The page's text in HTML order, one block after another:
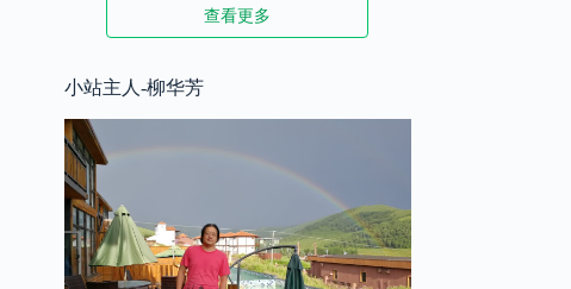
2025.11.17
10:20 华为 Mate80 系列定档，♾️美背，全
金属机身
16:42 王化转岗？小米公关一号位是烫手山
芋
查看更多
小站主人-柳华芳